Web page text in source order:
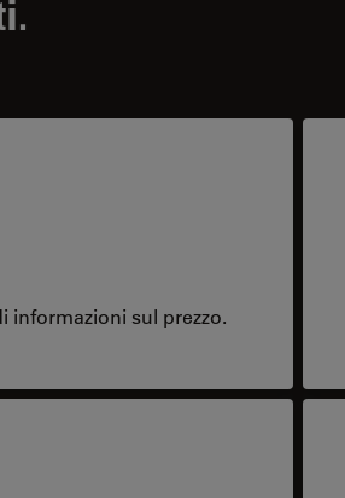
informazioni sul prezzo.